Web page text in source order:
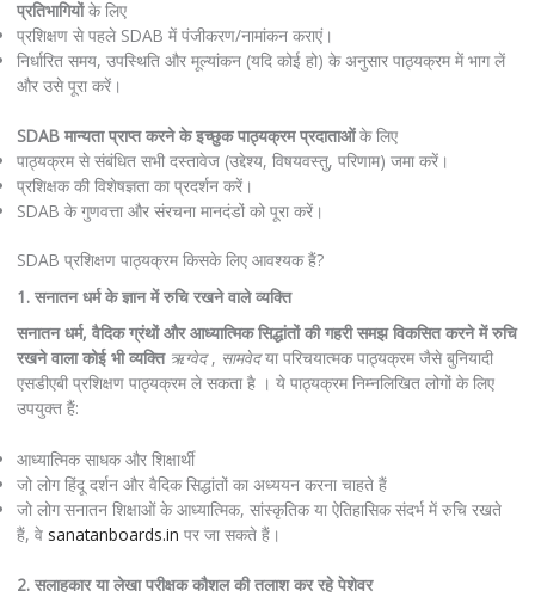
प्रतिभागियोंके लिए
प्रशिक्षण से पहले SDAB में पंजीकरण/नामांकन कराएं।
निर्धारित समय, उपस्थिति और मूल्यांकन (यदि कोई हो) के अनुसार पाठ्यक्रम में भाग लें
और उसे पूरा करें।
SDAB मान्यता प्राप्त करने के इच्छुक पाठ्यक्रम प्रदाताओंके लिए
पाठ्यक्रम से संबंधित सभी दस्तावेज (उद्देश्य, विषयवस्तु, परिणाम) जमा करें।
प्रशिक्षक की विशेषज्ञता का प्रदर्शन करें।
SDAB के गुणवत्ता और संरचना मानदंडों को पूरा करें।
SDAB प्रशिक्षण पाठ्यक्रम किसके लिए आवश्यक हैं?
1. सनातन धर्म के ज्ञान में रुचि रखने वाले व्यक्ति
सनातन धर्म, वैदिक ग्रंथों और आध्यात्मिक सिद्धांतों की गहरी समझ विकसित करने में रुचि
रखने वाला कोई भी व्यक्ति ऋग्वेद, सामवेदया परिचयात्मक पाठ्यक्रम जैसे बुनियादी
एसडीएबी प्रशिक्षण पाठ्यक्रम ले सकता है । ये पाठ्यक्रम निम्नलिखित लोगों के लिए
उपयुक्त हैं:
आध्यात्मिक साधक और शिक्षार्थी
जो लोग हिंदू दर्शन और वैदिक सिद्धांतों का अध्ययन करना चाहते हैं
जो लोग सनातन शिक्षाओं के आध्यात्मिक, सांस्कृतिक या ऐतिहासिक संदर्भ में रुचि रखते
हैं, वे sanatanboards.in पर जा सकते हैं।
2. सलाहकार या लेखा परीक्षक कौशल की तलाश कर रहे पेशेवर